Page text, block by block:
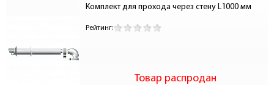
Комплект для прохода через стену L1000 мм
Рейтинг:
Товар распродан